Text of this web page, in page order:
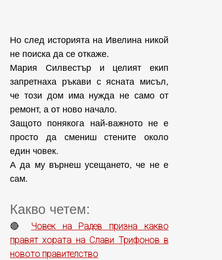
Но след историята на Ивелина никой
не поиска да се откаже.
Мария Силвестър и целият екип
запретнаха ръкави с ясната мисъл,
че този дом има нужда не само от
ремонт, а от ново начало.
Защото понякога най-важното не е
просто да смениш стените около
един човек.
А да му върнеш усещането, че не е
сам.
Какво четем:
🔴 Човек на Радев призна какво
правят хората на Слави Трифонов в
новото правителство